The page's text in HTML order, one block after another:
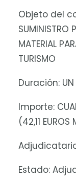
Objeto del
SUMINISTRO
MATERIAL
TURISMO
Duración: UN
Importe:
(42,11 EUROS
Adjudicatario:
Estado: